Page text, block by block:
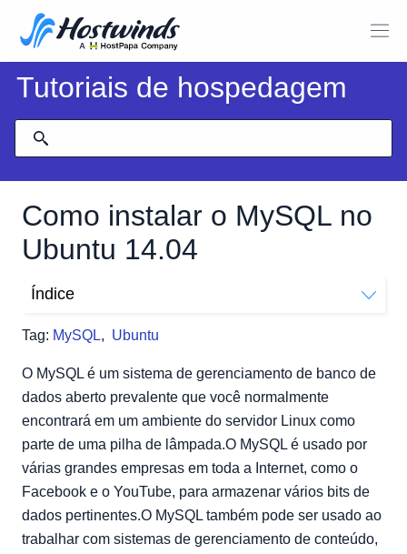
Tutoriais de hospedagem
Como instalar o MySQL no
Ubuntu 14.04
Tag: MySQL, Ubuntu
Índice
MySQL 5.5 ou 5.6
MySQL 5.7
O MySQL é um sistema de gerenciamento de banco de
dados aberto prevalente que você normalmente
encontrará em um ambiente do servidor Linux como
parte de uma pilha de lâmpada.O MySQL é usado por
várias grandes empresas em toda a Internet, como o
Facebook e o YouTube, para armazenar vários bits de
dados pertinentes.O MySQL também pode ser usado ao
trabalhar com sistemas de gerenciamento de conteúdo,